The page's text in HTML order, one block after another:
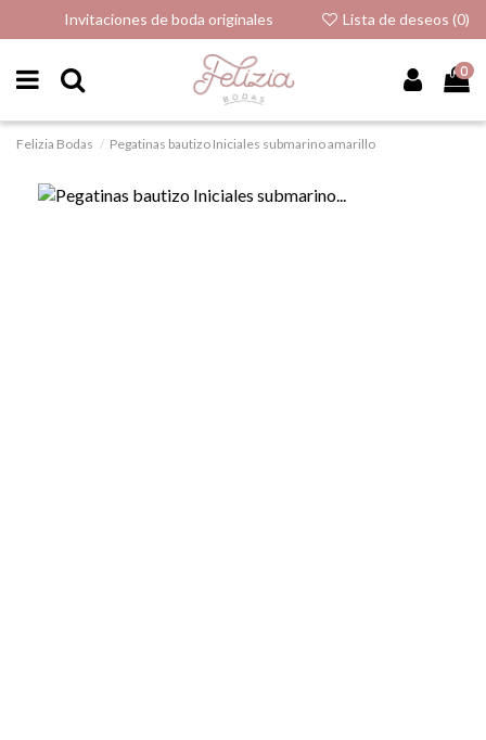
Invitaciones de boda originales Lista de deseos (0)
0
Felizia Bodas Pegatinas bautizo Iniciales submarino amarillo